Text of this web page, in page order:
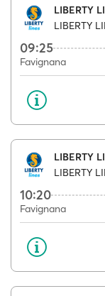
LIBERTY
LIBERTY
09:25
Favignana
LIBERTY
LIBERTY
10:20
Favignana